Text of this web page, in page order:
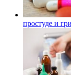
простуде и